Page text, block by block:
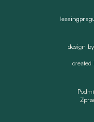
design by
created